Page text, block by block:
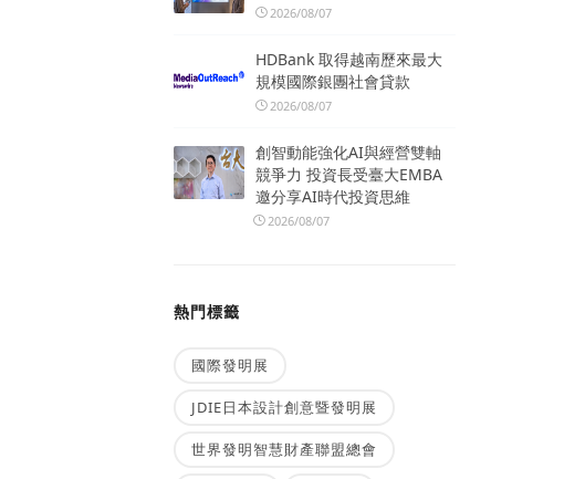
2026/08/07
HDBank 取得越南歷來最大
規模國際銀團社會貸款
2026/08/07
創智動能強化AI與經營雙軸
競爭力 投資長受臺大EMBA
邀分享AI時代投資思維
2026/08/07
熱門標籤
國際發明展
JDIE日本設計創意暨發明展
世界發明智慧財產聯盟總會